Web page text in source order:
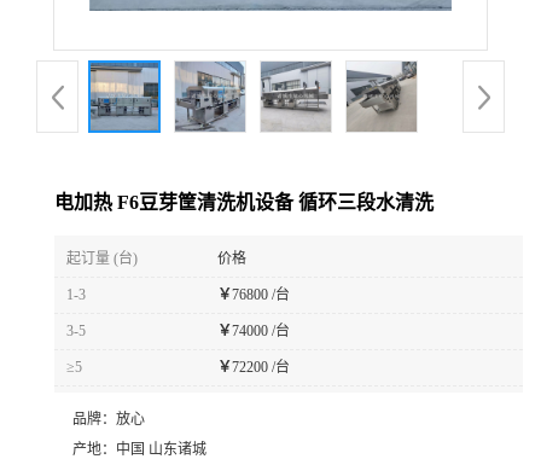
电加热 F6豆芽筐清洗机设备 循环三段水清洗
起订量 (台) 价格
1-3 ￥76800 /台
3-5 ￥74000 /台
≥5 ￥72200 /台
品牌： 放心
产地： 中国 山东诸城